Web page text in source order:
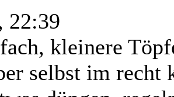
22:39
kleinere
selbst im